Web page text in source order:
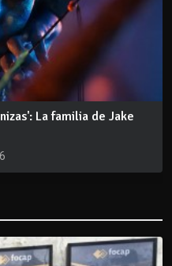
La familia de Jake